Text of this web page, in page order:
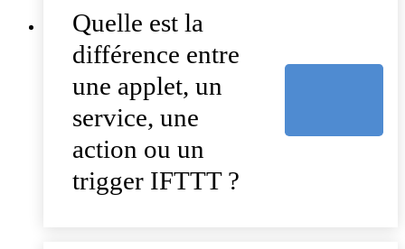
Quelle est la
différence entre
une applet, un
service, une
action ou un
trigger IFTTT ?